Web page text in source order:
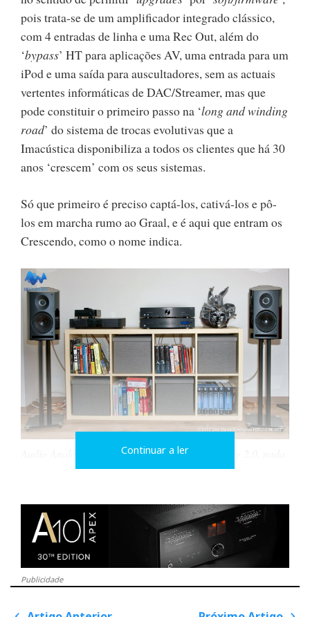
pois trata-se de um amplificador integrado clássico,
com 4 entradas de linha e uma Rec Out, além do
‘bypass’ HT para aplicações AV, uma entrada para um
iPod e uma saída para auscultadores, sem as actuais
vertentes informáticas de DAC/Streamer, mas que
pode constituir o primeiro passo na ‘long and winding
road’ do sistema de trocas evolutivas que a
Imacústica disponibiliza a todos os clientes que há 30
anos ‘crescem’ com os seus sistemas.
Só que primeiro é preciso captá-los, cativá-los e pô-
los em marcha rumo ao Graal, e é aqui que entram os
Crescendo, como o nome indica.
Audio Analogue Crescendo & Sonus faber Venere 2.0, nada
mal para começo de vida...
…um sistema cujo
preço total é inferior
ao de alguns cabos de
interligação: será
preciso mais do que
Continuar a ler
Publicidade